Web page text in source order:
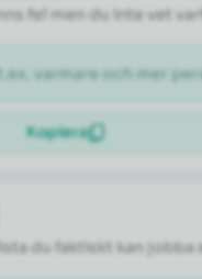
fel men du inte vet
varmare och mer
Kopiera
du faktiskt kan jobba